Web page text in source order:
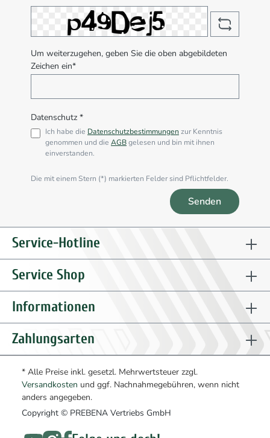
Um weiterzugehen, geben Sie die oben abgebildeten
Zeichen ein*
Datenschutz *
Ich habe die Datenschutzbestimmungen zur Kenntnis
genommen und die AGBgelesen und bin mit ihnen
einverstanden.
Die mit einem Stern (*) markierten Felder sind Pflichtfelder.
Senden
Service-Hotline
Service Shop
Informationen
Zahlungsarten
* Alle Preise inkl. gesetzl. Mehrwertsteuer zzgl.
Versandkosten und ggf. Nachnahmegebühren, wenn nicht
anders angegeben.
Copyright © PREBENA Vertriebs GmbH